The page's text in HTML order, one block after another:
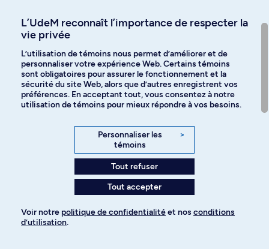
Langues
Facebook Instagram
YouTube
Politique de confidentialité
L’UdeM reconnaît l’importance de respecter la
vie privée
L’utilisation de témoins nous permet d’améliorer et de
personnaliser votre expérience Web. Certains témoins
sont obligatoires pour assurer le fonctionnement et la
sécurité du site Web, alors que d’autres enregistrent vos
préférences. En acceptant tout, vous consentez à notre
utilisation de témoins pour mieux répondre à vos besoins.
Personnaliser les
témoins
>
Tout refuser
Tout accepter
Voir notre politique de confidentialitéet nos conditions
d’utilisation.